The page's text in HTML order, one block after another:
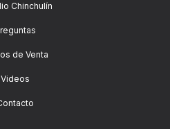
Chinchulín
de Venta
Videos